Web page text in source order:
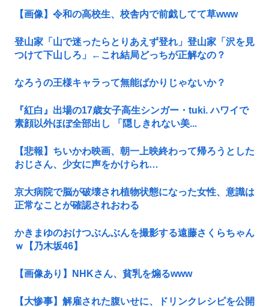
【画像】令和の高校生、校舎内で前戯してて草www
登山家「山で迷ったらとりあえず登れ」登山家「沢を見
つけて下山しろ」←これ結局どっちが正解なの？
なろうの王様キャラって無能ばかりじゃないか？
『紅白』出場の17歳女子高生シンガー・tuki. ハワイで
素顔以外ほぼ全部出し 「隠しきれない美...
【悲報】ちいかわ映画、朝一上映終わって帰ろうとした
おじさん、少女に声をかけられ…
京大病院で脳が破壊され植物状態になった女性、意識は
正常なことが確認されおわる
かきまゆのおけつぶんぶんを撮影する遠藤さくらちゃん
ｗ【乃木坂46】
【画像あり】NHKさん、貧乳を煽るwww
【大惨事】解雇された腹いせに、ドリンクレシピを公開